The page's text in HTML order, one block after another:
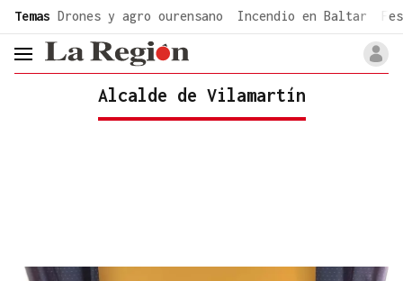
Temas Drones y agro ourensano Incendio en Baltar
header.menu.open
Alcalde de Vilamartín